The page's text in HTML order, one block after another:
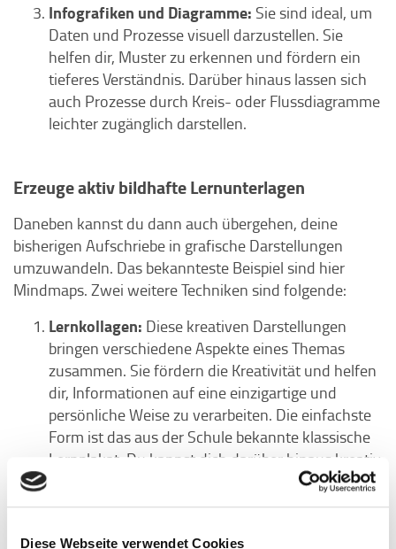
Diese Webseite verwendet Cookies
Infografiken und Diagramme: Sie sind ideal, um
Daten und Prozesse visuell darzustellen. Sie
helfen dir, Muster zu erkennen und fördern ein
tieferes Verständnis. Darüber hinaus lassen sich
auch Prozesse durch Kreis- oder Flussdiagramme
leichter zugänglich darstellen.
Erzeuge aktiv bildhafte Lernunterlagen
Daneben kannst du dann auch übergehen, deine
bisherigen Aufschriebe in grafische Darstellungen
umzuwandeln. Das bekannteste Beispiel sind hier
Mindmaps. Zwei weitere Techniken sind folgende:
Lernkollagen: Diese kreativen Darstellungen
bringen verschiedene Aspekte eines Themas
zusammen. Sie fördern die Kreativität und helfen
dir, Informationen auf eine einzigartige und
persönliche Weise zu verarbeiten. Die einfachste
Form ist das aus der Schule bekannte klassische
Lernplakat. Du kannst dich darüber hinaus kreativ
austoben und auch hier stärker Beziehungen
einzeichnen.